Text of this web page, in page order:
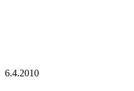
6.4.2010